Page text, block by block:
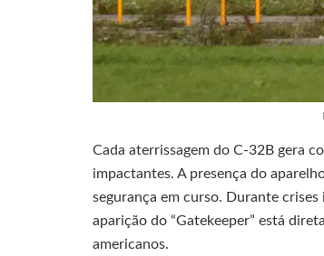
Cada aterrissagem do C-32B gera
impactantes. A presença do
segurança em curso. Durante
aparição do “Gatekeeper” está
americanos.